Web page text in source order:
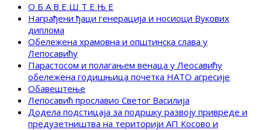
О Б А В Е Ш Т Е Њ Е
Награђени ђаци генерација и носиоци Вукових
диплома
Обележена храмовна и општинска слава у
Лепосавићу
Парастосом и полагањем венаца у Леосавићу
обележена годишњица почетка НАТО агресије
Обавештење
Лепосавић прославио Светог Василија
Додела подстицаја за подршку развоју привреде и
предузетништва на територији АП Косово и